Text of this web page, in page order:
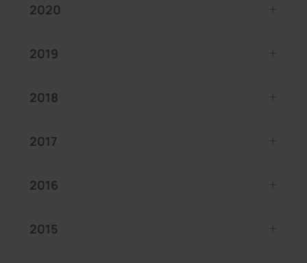
2020
2019
2018
2017
2016
2015